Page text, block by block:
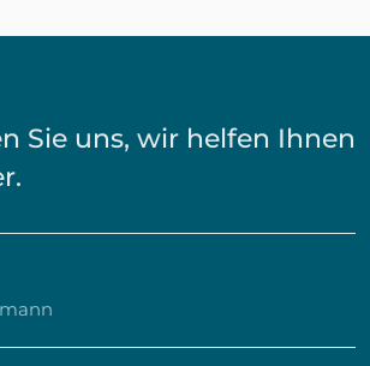
Sie uns, wir helfen Ihnen